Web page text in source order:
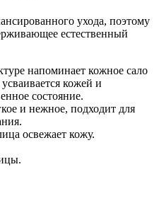
ухода, поэтому
естественный
напоминает кожное сало
кожей и
состояние.
и нежное, подходит для
освежает кожу.